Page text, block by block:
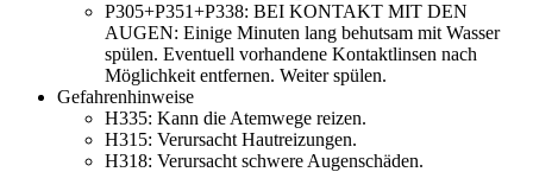
P305+P351+P338: BEI KONTAKT MIT DEN
AUGEN: Einige Minuten lang behutsam mit Wasser
spülen. Eventuell vorhandene Kontaktlinsen nach
Möglichkeit entfernen. Weiter spülen.
Gefahrenhinweise
H335: Kann die Atemwege reizen.
H315: Verursacht Hautreizungen.
H318: Verursacht schwere Augenschäden.